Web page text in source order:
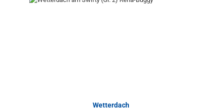
Wetterdach